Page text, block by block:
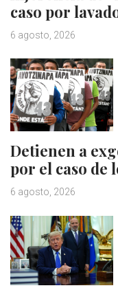
caso por
6 agosto, 2026
Detienen a
por el caso de
6 agosto, 2026